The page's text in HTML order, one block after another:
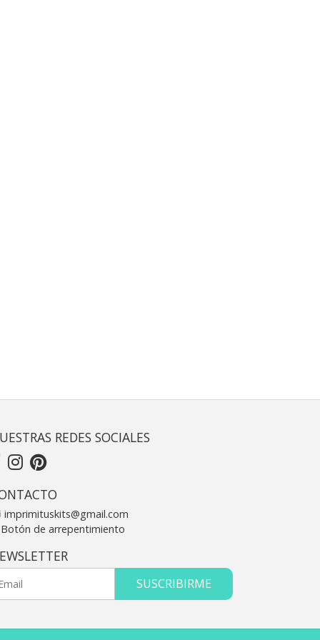
REDES SOCIALES
imprimituskits@gmail.com
Botón de arrepentimiento
SUSCRIBIRME